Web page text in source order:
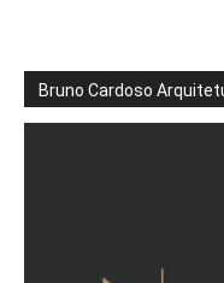
Bruno Cardoso